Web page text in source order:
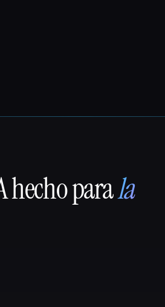
hecho parala